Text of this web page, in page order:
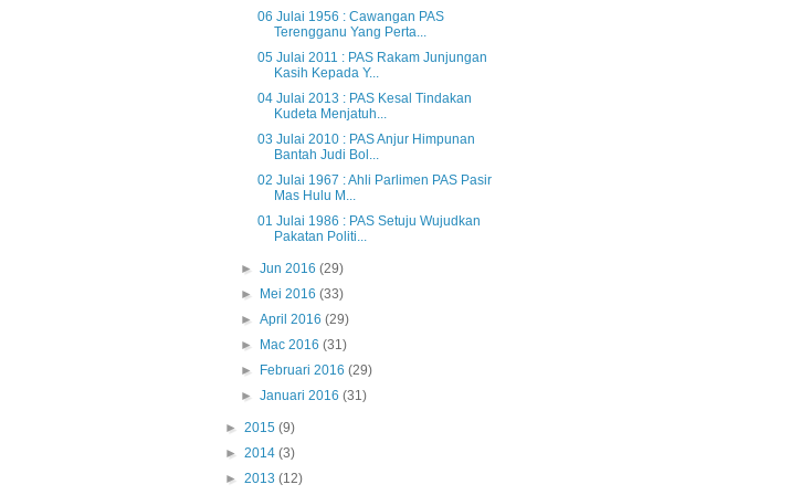
06 Julai 1956 : Cawangan PAS
Terengganu Yang Perta...
05 Julai 2011 : PAS Rakam Junjungan
Kasih Kepada Y...
04 Julai 2013 : PAS Kesal Tindakan
Kudeta Menjatuh...
03 Julai 2010 : PAS Anjur Himpunan
Bantah Judi Bol...
02 Julai 1967 : Ahli Parlimen PAS Pasir
Mas Hulu M...
01 Julai 1986 : PAS Setuju Wujudkan
Pakatan Politi...
►Jun 2016(29)
►
Mei 2016(33)
►April 2016(29)
►
Mac 2016(31)
►
Februari 2016(29)
►Januari 2016(31)
► 2015 (9)
► 2014 (3)
► 2013 (12)